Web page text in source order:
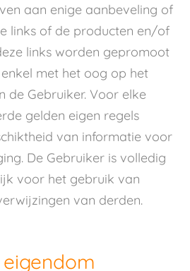
aan enige aanbeveling of
links of de producten en/of
links worden gepromoot
met het oog op het
de Gebruiker. Voor elke
gelden eigen regels
van informatie voor
De Gebruiker is volledig
voor het gebruik van
van derden.